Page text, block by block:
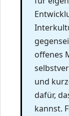
offenes
und
dafür,
kannst.